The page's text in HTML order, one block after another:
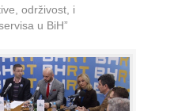
održivost, i
u BiH”